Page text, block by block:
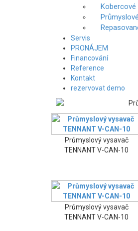
Servis
PRONÁJEM
Financování
Reference
Kontakt
rezervovat demo
Průmyslový vysavač
TENNANT V-CAN-10
Průmyslový vysavač
TENNANT V-CAN-10